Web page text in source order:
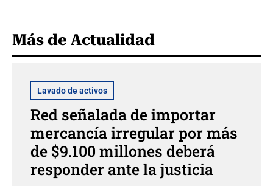
Más de Actualidad
Lavado de activos
Red señalada de importar
mercancía irregular por más
de $9.100 millones deberá
responder ante la justicia